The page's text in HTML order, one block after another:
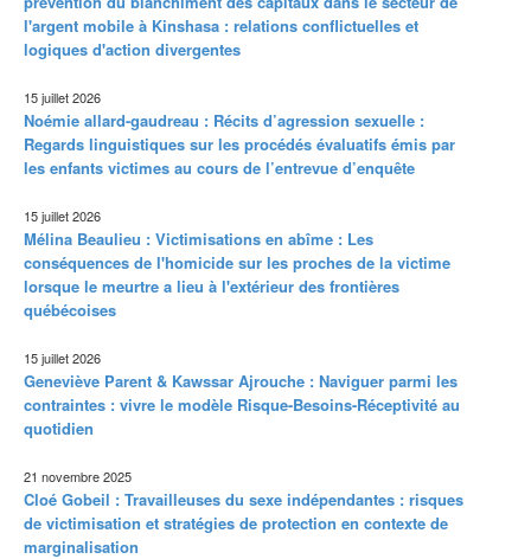
l'argent mobile à Kinshasa : relations conflictuelles et
logiques d'action divergentes
15 juillet 2026
Noémie allard-gaudreau : Récits d’agression sexuelle :
Regards linguistiques sur les procédés évaluatifs émis par
les enfants victimes au cours de l’entrevue d’enquête
15 juillet 2026
Mélina Beaulieu : Victimisations en abîme : Les
conséquences de l'homicide sur les proches de la victime
lorsque le meurtre a lieu à l'extérieur des frontières
québécoises
15 juillet 2026
Geneviève Parent & Kawssar Ajrouche : Naviguer parmi les
contraintes : vivre le modèle Risque-Besoins-Réceptivité au
quotidien
21 novembre 2025
Cloé Gobeil : Travailleuses du sexe indépendantes : risques
de victimisation et stratégies de protection en contexte de
marginalisation